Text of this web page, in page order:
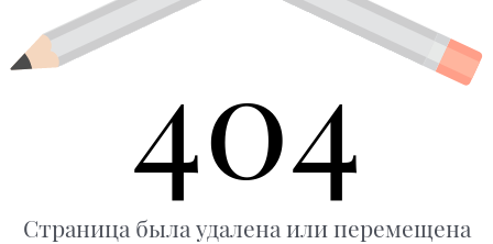
404
Страница была удалена или перемещена